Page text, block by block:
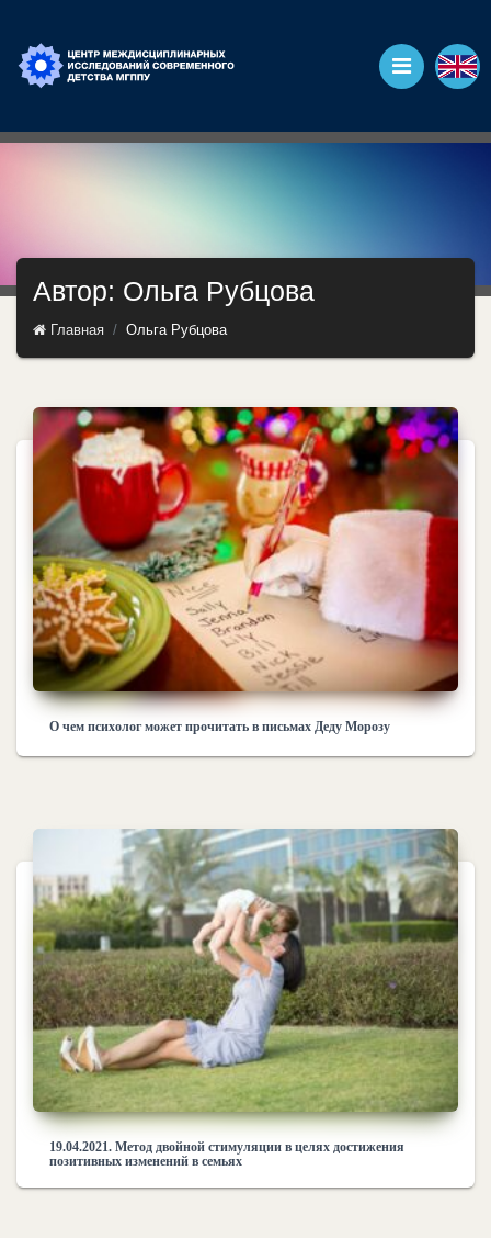
Автор: Ольга Рубцова
Главная Ольга Рубцова
О чем психолог может прочитать в письмах Деду Морозу
19.04.2021. Метод двойной стимуляции в целях достижения
позитивных изменений в семьях